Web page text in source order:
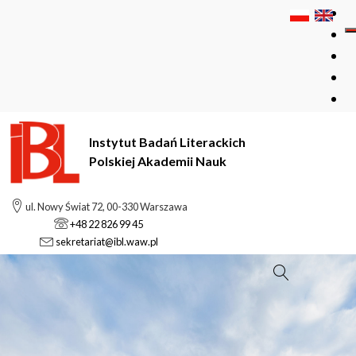
Instytut Badań Literackich
Polskiej Akademii Nauk
ul. Nowy Świat 72, 00-330 Warszawa
+48 22 826 99 45
sekretariat@ibl.waw.pl
Szukaj